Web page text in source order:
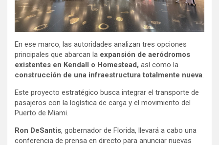
En ese marco, las autoridades analizan tres opciones
principales que abarcan la expansión de aeródromos
existentes en Kendall o Homestead, así como la
construcción de una infraestructura totalmente nueva.
Este proyecto estratégico busca integrar el transporte de
pasajeros con la logística de carga y el movimiento del
Puerto de Miami.
Ron DeSantis, gobernador de Florida, llevará a cabo una
conferencia de prensa en directo para anunciar nuevas